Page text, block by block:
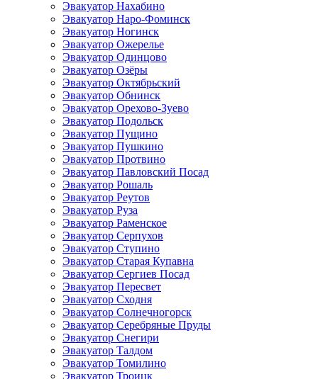
Эвакуатор Нахабино
Эвакуатор Наро-Фоминск
Эвакуатор Ногинск
Эвакуатор Ожерелье
Эвакуатор Одинцово
Эвакуатор Озёры
Эвакуатор Октябрьский
Эвакуатор Обнинск
Эвакуатор Орехово-Зуево
Эвакуатор Подольск
Эвакуатор Пущино
Эвакуатор Пушкино
Эвакуатор Протвино
Эвакуатор Павловский Посад
Эвакуатор Рошаль
Эвакуатор Реутов
Эвакуатор Руза
Эвакуатор Раменское
Эвакуатор Серпухов
Эвакуатор Ступино
Эвакуатор Старая Купавна
Эвакуатор Сергиев Посад
Эвакуатор Пересвет
Эвакуатор Сходня
Эвакуатор Солнечногорск
Эвакуатор Серебряные Пруды
Эвакуатор Снегири
Эвакуатор Талдом
Эвакуатор Томилино
Эвакуатор Троицк